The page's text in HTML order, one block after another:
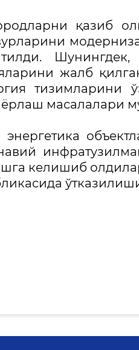
қазиб
жалб
тизимларини
масалалари
келишиб